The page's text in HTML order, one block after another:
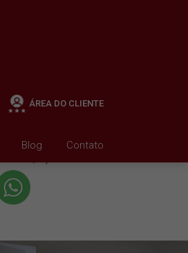
Blog Contato
ÁREA DO CLIENTE
+ Condomínio R$119,00